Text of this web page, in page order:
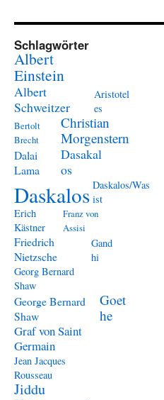
Schlagwörter
Albert
Einstein
Albert
Schweitzer
Aristotel
es
Bertolt
Brecht
Christian
Morgenstern
Dalai
Lama
Dasakal
os
Daskalos Daskalos/Was
ist
Erich
Kästner
Franz von
Assisi
Friedrich
Nietzsche
Gand
hi
Georg Bernard
Shaw
George Bernard
Shaw
Goet
he
Graf von Saint
Germain
Jean Jacques
Rousseau
Jiddu